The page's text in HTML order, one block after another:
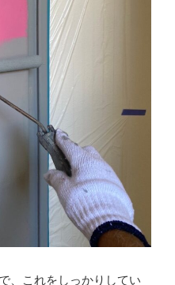
、これをしっかりしてい